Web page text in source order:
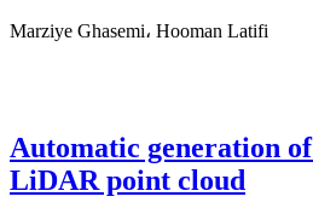
Marziye Ghasemi، Hooman Latifi
Automatic generation
LiDAR point cloud